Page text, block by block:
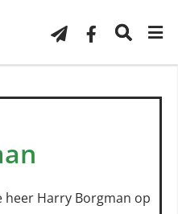
heer Harry Borgman op